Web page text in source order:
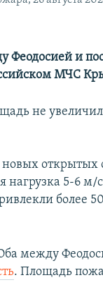
Феодосией и
МЧС
не
открытых
нагрузка 5-6 м/
более
между
. Площадь